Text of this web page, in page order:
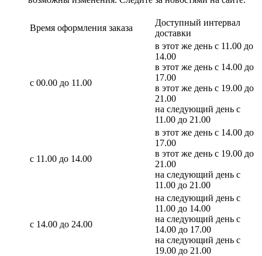
Время оформления заказа
Доступный интервал
доставки
c 00.00 до 11.00
в этот же день с 11.00 до
14.00
в этот же день с 14.00 до
17.00
в этот же день с 19.00 до
21.00
на следующий день с
11.00 до 21.00
с 11.00 до 14.00
в этот же день с 14.00 до
17.00
в этот же день с 19.00 до
21.00
на следующий день с
11.00 до 21.00
с 14.00 до 24.00
на следующий день с
11.00 до 14.00
на следующий день с
14.00 до 17.00
на следующий день с
19.00 до 21.00